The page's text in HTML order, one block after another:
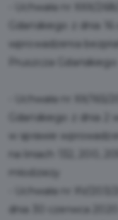
Uchwała nr XXX/
Gdańskiego z dnia
wprowadzenia
Pruszcza Gdańskiego
Uchwała nr XX/
Gdańskiego z dnia 2
w sprawie
na liniach 132, 200,
młodzieży
Uchwała nr XV/
dnia 30 czerwca